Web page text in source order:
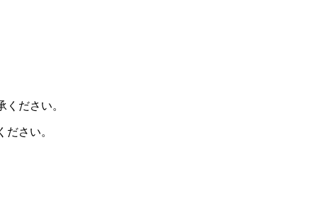
ださい。
さい。